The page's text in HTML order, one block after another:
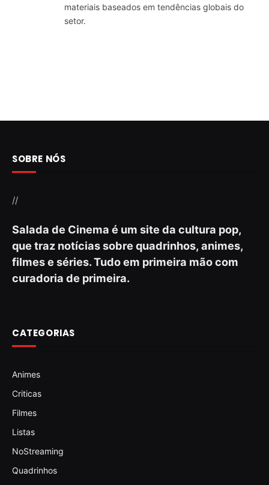
materiais baseados em tendências globais do
setor.
SOBRE NÓS
//
Salada de Cinema é um site da cultura pop,
que traz notícias sobre quadrinhos, animes,
filmes e séries. Tudo em primeira mão com
curadoria de primeira.
CATEGORIAS
Animes
Criticas
Filmes
Listas
NoStreaming
Quadrinhos